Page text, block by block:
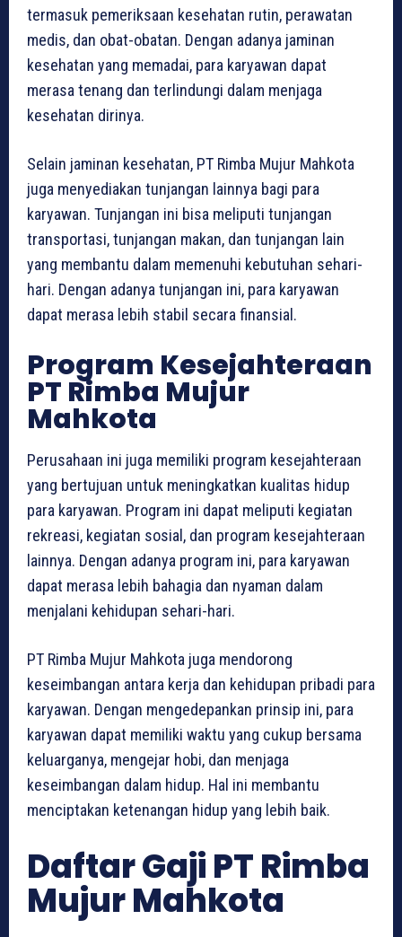
termasuk pemeriksaan kesehatan rutin, perawatan
medis, dan obat-obatan. Dengan adanya jaminan
kesehatan yang memadai, para karyawan dapat
merasa tenang dan terlindungi dalam menjaga
kesehatan dirinya.
Selain jaminan kesehatan, PT Rimba Mujur Mahkota
juga menyediakan tunjangan lainnya bagi para
karyawan. Tunjangan ini bisa meliputi tunjangan
transportasi, tunjangan makan, dan tunjangan lain
yang membantu dalam memenuhi kebutuhan sehari-
hari. Dengan adanya tunjangan ini, para karyawan
dapat merasa lebih stabil secara finansial.
Program Kesejahteraan
PT Rimba Mujur
Mahkota
Perusahaan ini juga memiliki program kesejahteraan
yang bertujuan untuk meningkatkan kualitas hidup
para karyawan. Program ini dapat meliputi kegiatan
rekreasi, kegiatan sosial, dan program kesejahteraan
lainnya. Dengan adanya program ini, para karyawan
dapat merasa lebih bahagia dan nyaman dalam
menjalani kehidupan sehari-hari.
PT Rimba Mujur Mahkota juga mendorong
keseimbangan antara kerja dan kehidupan pribadi para
karyawan. Dengan mengedepankan prinsip ini, para
karyawan dapat memiliki waktu yang cukup bersama
keluarganya, mengejar hobi, dan menjaga
keseimbangan dalam hidup. Hal ini membantu
menciptakan ketenangan hidup yang lebih baik.
Daftar Gaji PT Rimba
Mujur Mahkota